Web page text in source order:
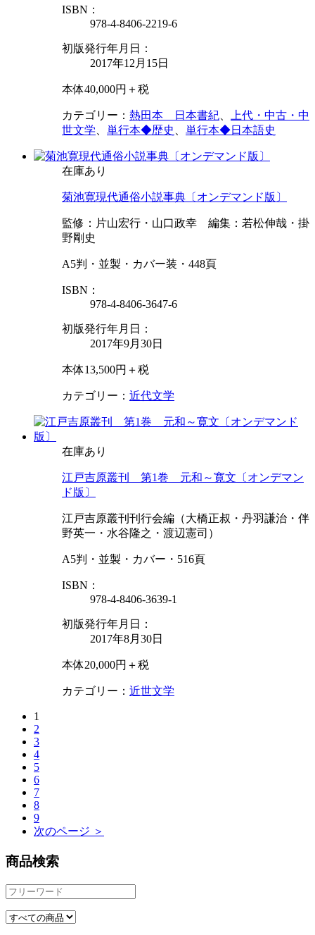
ISBN：
978-4-8406-2219-6
初版発行年月日：
2017年12月15日
本体40,000円＋税
カテゴリー： 熱田本 日本書紀
上代・中古・中
世文学
単行本◆歴史 単行本◆日本語史
在庫あり
菊池寛現代通俗小説事典〔オンデマンド版〕
監修：片山宏行・山口政幸 編集：若松伸哉・掛
野剛史
A5判・並製・カバー装・448頁
ISBN：
978-4-8406-3647-6
初版発行年月日：
2017年9月30日
本体13,500円＋税
カテゴリー： 近代文学
在庫あり
江戸吉原叢刊 第1巻 元和～寛文〔オンデマン
ド版〕
江戸吉原叢刊刊行会編（大橋正叔・丹羽謙治・伴
野英一・水谷隆之・渡辺憲司）
A5判・並製・カバー・516頁
ISBN：
978-4-8406-3639-1
初版発行年月日：
2017年8月30日
本体20,000円＋税
カテゴリー： 近世文学
1
2
3
4
5
6
7
8
9
次のページ ＞
商品検索